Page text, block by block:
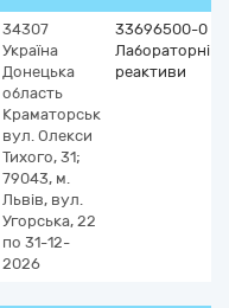
34307
Україна
Донецька
область
Краматорськ
вул. Олекси
Тихого, 31;
79043, м.
Львів, вул.
Угорська, 22
по 31-12-
2026
33696500-0
Лабораторні
реактиви